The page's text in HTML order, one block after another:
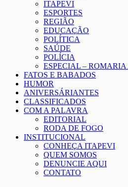
ITAPEVI
ESPORTES
REGIÃO
EDUCAÇÃO
POLÍTICA
SAÚDE
POLÍCIA
ESPECIAL – ROMARIA
FATOS E BABADOS
HUMOR
ANIVERSÁRIANTES
CLASSIFICADOS
COM A PALAVRA
EDITORIAL
RODA DE FOGO
INSTITUCIONAL
CONHEÇA ITAPEVI
QUEM SOMOS
DENUNCIE AQUI
CONTATO